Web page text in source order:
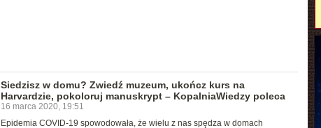
Siedzisz w domu? Zwiedź muzeum, ukończ kurs na
Harvardzie, pokoloruj manuskrypt – KopalniaWiedzy poleca
16 marca 2020, 19:51
Epidemia COVID-19 spowodowała, że wielu z nas spędza w domach